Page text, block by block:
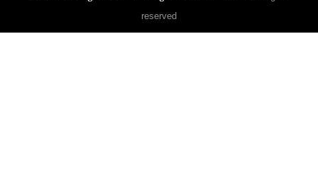
reserved